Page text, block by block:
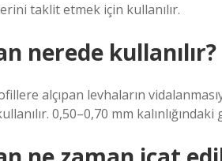
taklit etmek için kullanılır.
nerede kullanılır?
alçıpan levhaların
0,50–0,70 mm